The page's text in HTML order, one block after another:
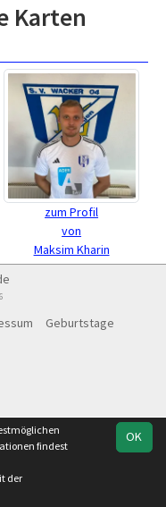
Karten
zum Profil
von
Maksim Kharin
Geburtstage
OK
findest
der